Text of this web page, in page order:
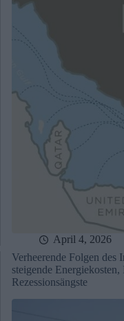
April 4, 2026
Verheerende Folgen des
steigende
Rezessionsängste